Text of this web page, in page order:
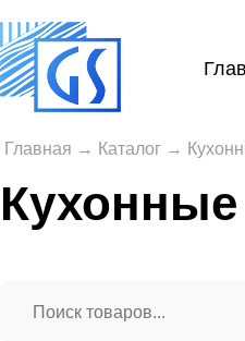
Главная → Каталог →